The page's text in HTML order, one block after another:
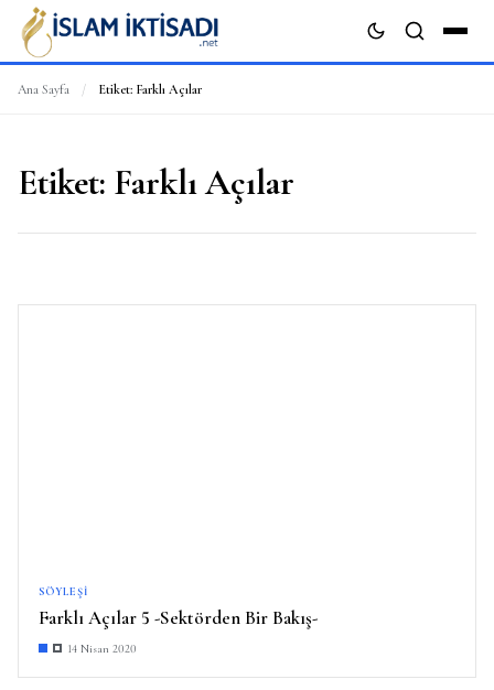
Ana Sayfa / Etiket: Farklı Açılar
Etiket: Farklı Açılar
SÖYLEŞI
Farklı Açılar 5 -Sektörden Bir Bakış-
14 Nisan 2020